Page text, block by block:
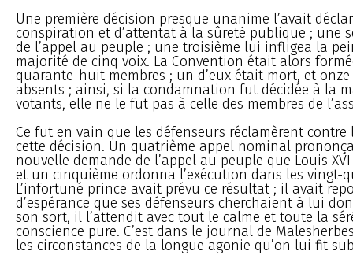
Une première décision presque unanime l’avait
conspiration et d’attentat à la sûreté publique ; une
de l’appel au peuple ; une troisième lui infligea la
majorité de cinq voix. La Convention était alors
quarante-huit membres ; un d’eux était mort, et
absents ; ainsi, si la condamnation fut décidée à la
votants, elle ne le fut pas à celle des membres de
Ce fut en vain que les défenseurs réclamèrent contre
cette décision. Un quatrième appel nominal
nouvelle demande de l’appel au peuple que Louis
et un cinquième ordonna l’exécution dans les vingt-
L’infortuné prince avait prévu ce résultat ; il avait
d’espérance que ses défenseurs cherchaient à lui
son sort, il l’attendit avec tout le calme et toute la
conscience pure. C’est dans le journal de
les circonstances de la longue agonie qu’on lui fit